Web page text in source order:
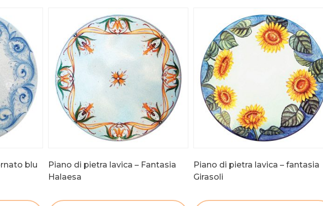
blu
Piano di pietra lavica – Fantasia
Halaesa
Piano di pietra lavica – fantasia
Girasoli